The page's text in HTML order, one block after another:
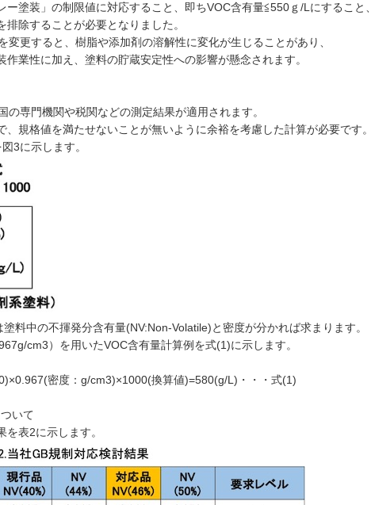
塗装」の制限値に対応すること、即ちVOC含有量≦550ｇ/Lにすること、
除することが必要となりました。
変更すると、 樹脂や添加剤の溶解性に変化が生じることがあり、
業性に加え、 塗料の貯蔵安定性への影響が懸念されます。
専門機関や税関などの測定結果が適用されます。
規格値を満たせないことが無いように余裕を考慮した計算が必要です。
3に示します。
料中の不揮発分含有量(NV:Non-Volatile)と密度が分かれば求まります。
cm3）を用いたVOC含有量計算例を式(1)に示します。
密度：g/cm3)×1000(換算値)=580(g/L)・・・式(1)
いて
表2に示します。